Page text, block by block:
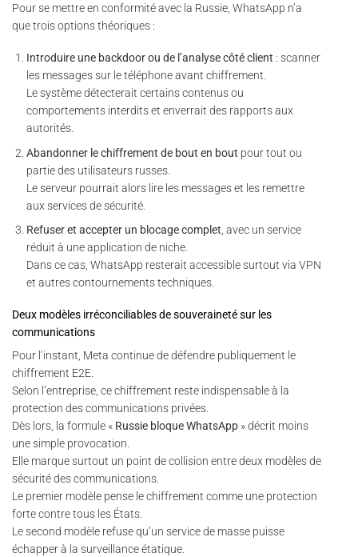
Pour se mettre en conformité avec la Russie, WhatsApp n’a
que trois options théoriques :
Introduire une backdoor ou de l’analyse côté client : scanner
les messages sur le téléphone avant chiffrement.
Le système détecterait certains contenus ou
comportements interdits et enverrait des rapports aux
autorités.
Abandonner le chiffrement de bout en bout pour tout ou
partie des utilisateurs russes.
Le serveur pourrait alors lire les messages et les remettre
aux services de sécurité.
Refuser et accepter un blocage complet , avec un service
réduit à une application de niche.
Dans ce cas, WhatsApp resterait accessible surtout via VPN
et autres contournements techniques.
Deux modèles irréconciliables de souveraineté sur les
communications
Pour l’instant, Meta continue de défendre publiquement le
chiffrement E2E.
Selon l’entreprise, ce chiffrement reste indispensable à la
protection des communications privées.
Dès lors, la formule « Russie bloque WhatsApp » décrit moins
une simple provocation.
Elle marque surtout un point de collision entre deux modèles de
sécurité des communications.
Le premier modèle pense le chiffrement comme une protection
forte contre tous les États.
Le second modèle refuse qu’un service de masse puisse
échapper à la surveillance étatique.